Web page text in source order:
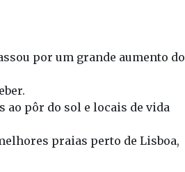
por um grande aumento do
ao pôr do sol e locais de vida
praias perto de Lisboa,